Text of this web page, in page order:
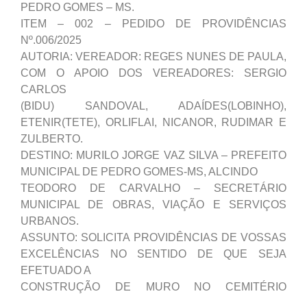
PEDRO GOMES – MS.
ITEM – 002 – PEDIDO DE PROVIDÊNCIAS
Nº.006/2025
AUTORIA: VEREADOR: REGES NUNES DE PAULA,
COM O APOIO DOS VEREADORES: SERGIO
CARLOS
(BIDU) SANDOVAL, ADAÍDES(LOBINHO),
ETENIR(TETE), ORLIFLAI, NICANOR, RUDIMAR E
ZULBERTO.
DESTINO: MURILO JORGE VAZ SILVA – PREFEITO
MUNICIPAL DE PEDRO GOMES-MS, ALCINDO
TEODORO DE CARVALHO – SECRETÁRIO
MUNICIPAL DE OBRAS, VIAÇÃO E SERVIÇOS
URBANOS.
ASSUNTO: SOLICITA PROVIDÊNCIAS DE VOSSAS
EXCELÊNCIAS NO SENTIDO DE QUE SEJA
EFETUADO A
CONSTRUÇÃO DE MURO NO CEMITÉRIO